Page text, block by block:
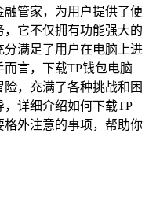
管家，为用户提供了便
它不仅拥有功能强大的
满足了用户在电脑上进
言，下载TP钱包电脑
，充满了各种挑战和困
详细介绍如何下载TP
外注意的事项，帮助你